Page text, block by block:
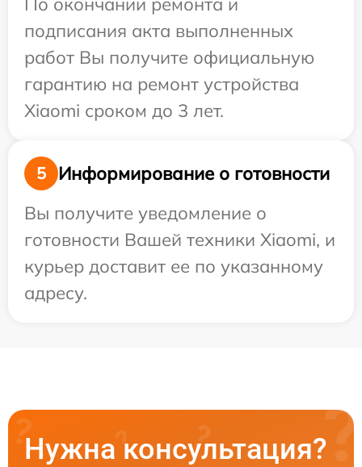
подписания акта выполненных
работ Вы получите официальную
гарантию на ремонт устройства
Xiaomi сроком до 3 лет.
5
Информирование о готовности
Вы получите уведомление о
готовности Вашей техники Xiaomi, и
курьер доставит ее по указанному
адресу.
Нужна консультация?